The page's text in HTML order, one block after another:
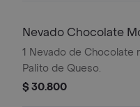
Nevado Chocolate
Queso
1 Nevado de Chocolate
Palito de Queso.
$ 30.800